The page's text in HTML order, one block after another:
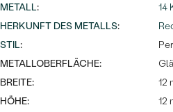
SYMBOLISCH
MINIMALISTISCH
NACH ANLASS
METALL:
14
HERKUNFT DES METALLS:
STIL:
METALLOBERFLÄCHE:
BREITE:
12
HÖHE:
12